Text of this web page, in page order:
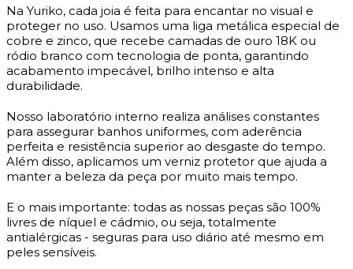
Na Yuriko, cada joia é feita para encantar no visual e
proteger no uso. Usamos uma liga metálica especial de
cobre e zinco, que recebe camadas de ouro 18K ou
ródio branco com tecnologia de ponta, garantindo
acabamento impecável, brilho intenso e alta
durabilidade.
Nosso laboratório interno realiza análises constantes
para assegurar banhos uniformes, com aderência
perfeita e resistência superior ao desgaste do tempo.
Além disso, aplicamos um verniz protetor que ajuda a
manter a beleza da peça por muito mais tempo.
E o mais importante: todas as nossas peças são 100%
livres de níquel e cádmio, ou seja, totalmente
antialérgicas - seguras para uso diário até mesmo em
peles sensíveis.